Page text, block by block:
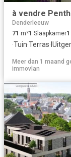
à vendre
Denderleeuw
71 m²1 Slaapkamer1
·Tuin·Terras·
Meer dan 1 maand
immovlan